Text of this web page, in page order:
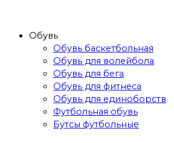
Обувь
Обувь баскетбольная
Обувь для волейбола
Обувь для бега
Обувь для фитнеса
Обувь для единоборств
Футбольная обувь
Бутсы футбольные